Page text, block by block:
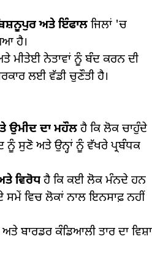
ਅਤੇ ਇੰਫਾਲ ਜਿਲਾਂ 'ਚ
ਹੈ।
ਮੀਤੇਈ ਨੇਤਾਵਾਂ ਨੂੰ ਬੰਦ ਕਰਨ ਦੀ
ਲਈ ਵੱਡੀ ਚੁਣੌਤੀ ਹੈ।
ਉਮੀਦ ਦਾ ਮਹੌਲ ਹੈ ਕਿ ਲੋਕ ਚਾਹੁੰਦੇ
ਨੂੰ ਸੁਣੋ ਅਤੇ ਉਨ੍ਹਾਂ ਨੂੰ ਵੱਖਰੇ ਪ੍ਰਬੰਧਕ
ਵਿਰੋਧ ਹੈ ਕਿ ਕਈ ਲੋਕ ਮੰਨਦੇ ਹਨ
ਸਮੇਂ ਵਿਚ ਲੋਕਾਂ ਨਾਲ ਇਨਸਾਫ਼ ਨਹੀਂ
ਬਾਰਡਰ ਕੰਡਿਆਲੀ ਤਾਰ ਦਾ ਵਿਸ਼ਾ